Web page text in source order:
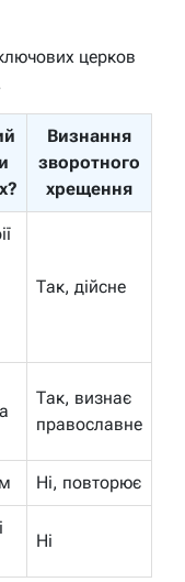
церков
Визнання
зворотного
хрещення
Так, дійсне
Так, визнає
православне
Ні, повторює
Ні